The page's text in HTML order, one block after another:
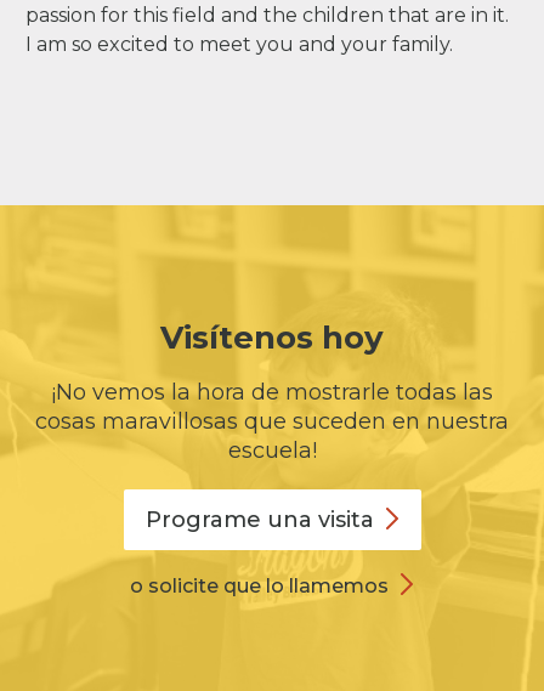
passion for this field and the children that are in it.
I am so excited to meet you and your family.
Visítenos hoy
¡No vemos la hora de mostrarle todas las
cosas maravillosas que suceden en nuestra
escuela!
Programe una visita
o solicite que lo llamemos